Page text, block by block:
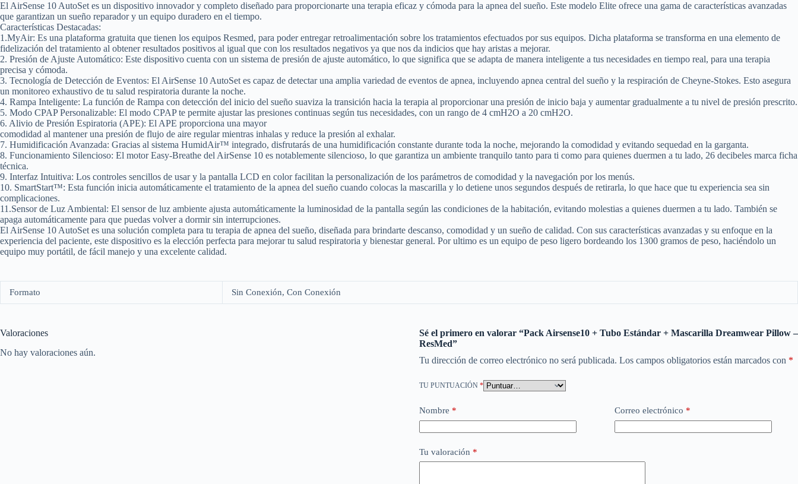
El AirSense 10 AutoSet es un dispositivo innovador y completo diseñado para proporcionarte una terapia eficaz y cómoda para la apnea del sueño. Este modelo Elite ofrece una gama de características avanzadas
que garantizan un sueño reparador y un equipo duradero en el tiempo.
Características Destacadas:
1.MyAir: Es una plataforma gratuita que tienen los equipos Resmed, para poder entregar retroalimentación sobre los tratamientos efectuados por sus equipos. Dicha plataforma se transforma en una elemento de
fidelización del tratamiento al obtener resultados positivos al igual que con los resultados negativos ya que nos da indicios que hay aristas a mejorar.
2. Presión de Ajuste Automático: Este dispositivo cuenta con un sistema de presión de ajuste automático, lo que significa que se adapta de manera inteligente a tus necesidades en tiempo real, para una terapia
precisa y cómoda.
3. Tecnología de Detección de Eventos: El AirSense 10 AutoSet es capaz de detectar una amplia variedad de eventos de apnea, incluyendo apnea central del sueño y la respiración de Cheyne-Stokes. Esto asegura
un monitoreo exhaustivo de tu salud respiratoria durante la noche.
4. Rampa Inteligente: La función de Rampa con detección del inicio del sueño suaviza la transición hacia la terapia al proporcionar una presión de inicio baja y aumentar gradualmente a tu nivel de presión prescrito.
5. Modo CPAP Personalizable: El modo CPAP te permite ajustar las presiones continuas según tus necesidades, con un rango de 4 cmH2O a 20 cmH2O.
6. Alivio de Presión Espiratoria (APE): El APE proporciona una mayor
comodidad al mantener una presión de flujo de aire regular mientras inhalas y reduce la presión al exhalar.
7. Humidificación Avanzada: Gracias al sistema HumidAir™ integrado, disfrutarás de una humidificación constante durante toda la noche, mejorando la comodidad y evitando sequedad en la garganta.
8. Funcionamiento Silencioso: El motor Easy-Breathe del AirSense 10 es notablemente silencioso, lo que garantiza un ambiente tranquilo tanto para ti como para quienes duermen a tu lado, 26 decibeles marca ficha
técnica.
9. Interfaz Intuitiva: Los controles sencillos de usar y la pantalla LCD en color facilitan la personalización de los parámetros de comodidad y la navegación por los menús.
10. SmartStart™: Esta función inicia automáticamente el tratamiento de la apnea del sueño cuando colocas la mascarilla y lo detiene unos segundos después de retirarla, lo que hace que tu experiencia sea sin
complicaciones.
11.Sensor de Luz Ambiental: El sensor de luz ambiente ajusta automáticamente la luminosidad de la pantalla según las condiciones de la habitación, evitando molestias a quienes duermen a tu lado. También se
apaga automáticamente para que puedas volver a dormir sin interrupciones.
El AirSense 10 AutoSet es una solución completa para tu terapia de apnea del sueño, diseñada para brindarte descanso, comodidad y un sueño de calidad. Con sus características avanzadas y su enfoque en la
experiencia del paciente, este dispositivo es la elección perfecta para mejorar tu salud respiratoria y bienestar general. Por ultimo es un equipo de peso ligero bordeando los 1300 gramos de peso, haciéndolo un
equipo muy portátil, de fácil manejo y una excelente calidad.
Formato Sin Conexión, Con Conexión
Valoraciones
No hay valoraciones aún.
Sé el primero en valorar “Pack Airsense10 + Tubo Estándar + Mascarilla Dreamwear Pillow –
ResMed”
Tu dirección de correo electrónico no será publicada. Los campos obligatorios están marcados con *
TU PUNTUACIÓN *
Nombre * Correo electrónico *
Tu valoración *